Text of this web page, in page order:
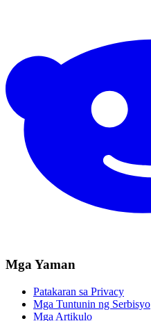
Mga Yaman
Patakaran sa Privacy
Mga Tuntunin ng Serbisyo
Mga Artikulo